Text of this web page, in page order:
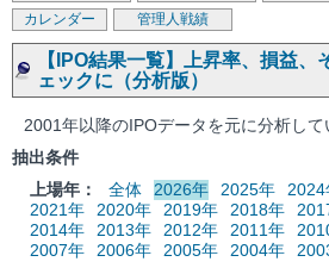
カレンダー
管理人戦績
【IPO結果一覧】上昇率、損益、
ェックに（分析版）
2001年以降のIPOデータを元に分析して
抽出条件
上場年：
全体 2026年 2025年 2024
2021年
2020年 2019年 2018年
2014年
2013年 2012年 2011年
2007年
2006年 2005年 2004年